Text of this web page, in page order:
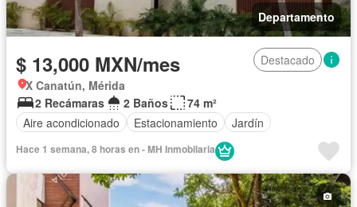
Departamento
$ 13,000 MXN/mes
Destacado
X Canatún, Mérida
2 Recámaras
2 Baños
74 m²
Aire acondicionado
Estacionamiento Jardín
Hace 1 semana, 8 horas en - MH Inmobilaria